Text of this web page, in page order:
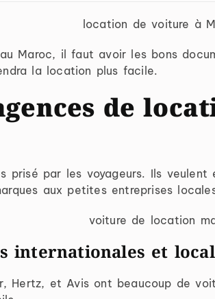
Maroc, il faut avoir les bons
la location plus facile.
de
prisé par les voyageurs. Ils
aux petites entreprises
internationales et
Hertz, et Avis ont beaucoup de